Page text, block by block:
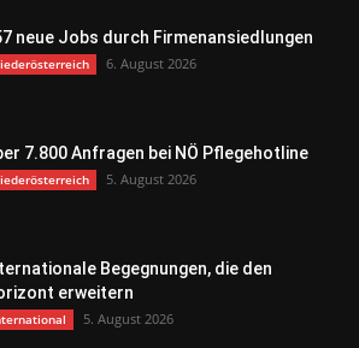
neue Jobs durch Firmenansiedlungen
6. August 2026
7.800 Anfragen bei NÖ Pflegehotline
5. August 2026
Begegnungen, die den
erweitern
5. August 2026